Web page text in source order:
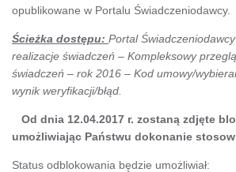
opublikowane w Portalu Świadczeniodawcy.
Ścieżka dostępu: Portal
realizacje świadczeń – Kompleksowy
świadczeń – rok 2016 – Kod umowy/
wynik weryfikacji/błąd.
Od dnia 12.04.2017 r. zostaną zdjęte
umożliwiając Państwu dokonanie
Status odblokowania będzie umożliwiał: